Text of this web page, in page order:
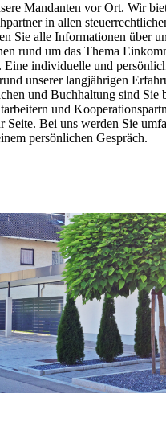
Mandanten vor Ort. Wir
in allen
Sie alle Informationen über
rund um das Thema
Eine individuelle und
unserer langjährigen
und Buchhaltung sind
und
Seite. Bei uns werden Sie
persönlichen Gespräch.